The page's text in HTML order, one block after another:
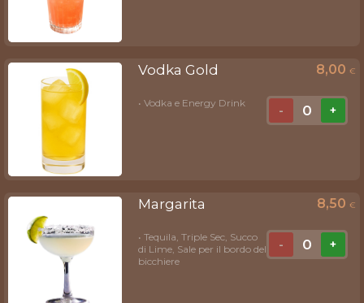
Vodka Gold 8,00 €
• Vodka e Energy Drink
- 0 +
Margarita 8,50 €
• Tequila, Triple Sec, Succo
di Lime, Sale per il bordo del
bicchiere
- 0 +